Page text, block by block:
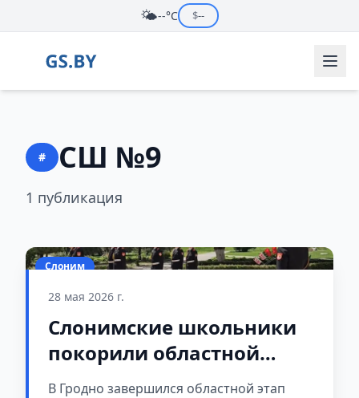
🌤️--°C $--
# СШ №9
1 публикация
Слоним
28 мая 2026 г.
Слонимские школьники
покорили областной
смотр строя и песни
В Гродно завершился областной этап